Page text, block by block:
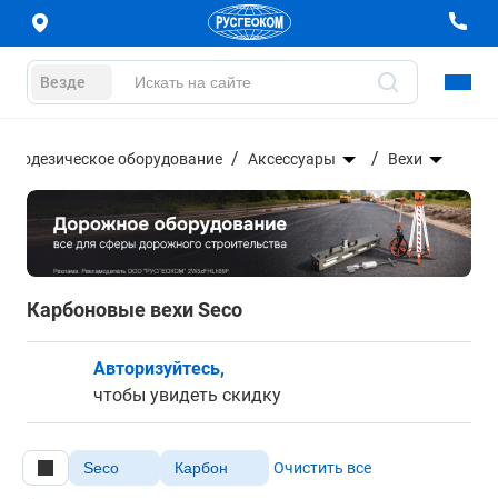
Везде
Геодезическое оборудование Аксессуары Вехи
Карбоновые вехи Seco
Авторизуйтесь,
чтобы увидеть скидку
Seco Карбон Очистить все